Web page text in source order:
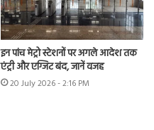
इन पांच मेट्रो स्टेशनों पर अगले आदेश तक
एंट्री और एग्जिट बंद, जानें वजह
20 July 2026 - 2:16 PM